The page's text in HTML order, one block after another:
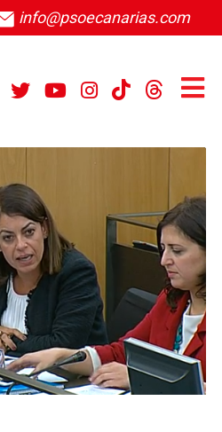
info@psoecanarias.com